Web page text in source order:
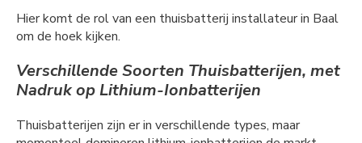
Hier komt de rol van een thuisbatterij installateur in Baal
om de hoek kijken.
Verschillende Soorten Thuisbatterijen, met
Nadruk op Lithium-Ionbatterijen
Thuisbatterijen zijn er in verschillende types, maar